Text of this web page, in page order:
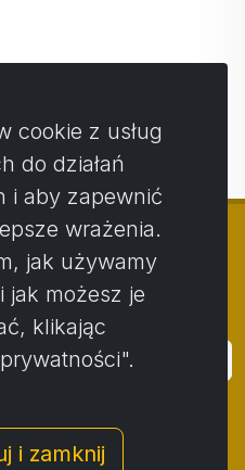
- 2026 Activstar
Zaloguj się
/ Polityka prywatności
cookie z usług
do działań
i aby zapewnić
wrażenia.
jak używamy
jak możesz je
klikając
i zamknij